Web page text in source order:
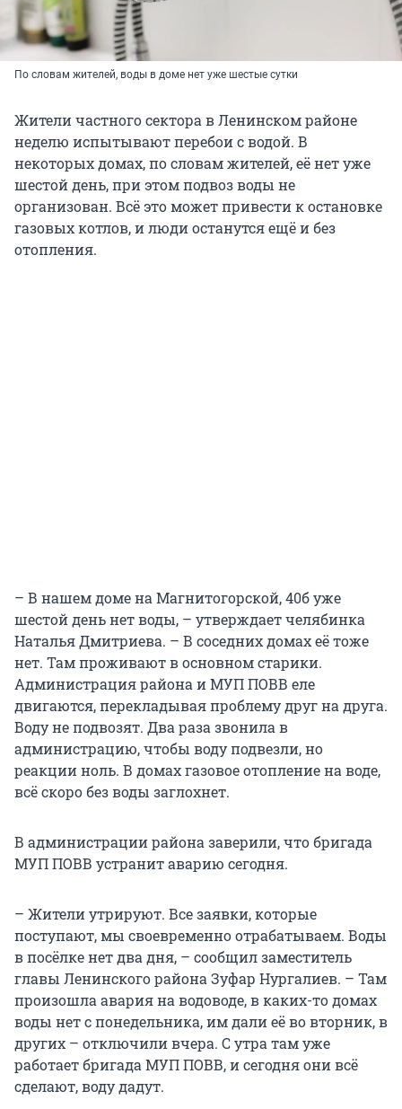
По словам жителей, воды в доме нет уже шестые сутки
Жители частного сектора в Ленинском районе
неделю испытывают перебои с водой. В
некоторых домах, по словам жителей, её нет уже
шестой день, при этом подвоз воды не
организован. Всё это может привести к остановке
газовых котлов, и люди останутся ещё и без
отопления.
– В нашем доме на Магнитогорской, 40б уже
шестой день нет воды, – утверждает челябинка
Наталья Дмитриева. – В соседних домах её тоже
нет. Там проживают в основном старики.
Администрация района и МУП ПОВВ еле
двигаются, перекладывая проблему друг на друга.
Воду не подвозят. Два раза звонила в
администрацию, чтобы воду подвезли, но
реакции ноль. В домах газовое отопление на воде,
всё скоро без воды заглохнет.
В администрации района заверили, что бригада
МУП ПОВВ устранит аварию сегодня.
– Жители утрируют. Все заявки, которые
поступают, мы своевременно отрабатываем. Воды
в посёлке нет два дня, – сообщил заместитель
главы Ленинского района Зуфар Нургалиев. – Там
произошла авария на водоводе, в каких-то домах
воды нет с понедельника, им дали её во вторник, в
других – отключили вчера. С утра там уже
работает бригада МУП ПОВВ, и сегодня они всё
сделают, воду дадут.